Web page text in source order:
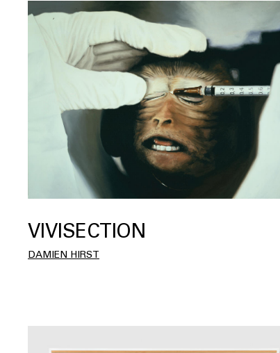
VIVISECTION
DAMIEN HIRST